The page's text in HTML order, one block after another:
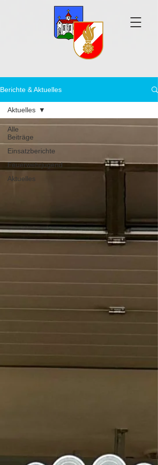
Berichte & Aktuelles
Alle
Beiträge
Einsatzberichte
Feuerwehrjugend
Aktuelles
Aktuelles